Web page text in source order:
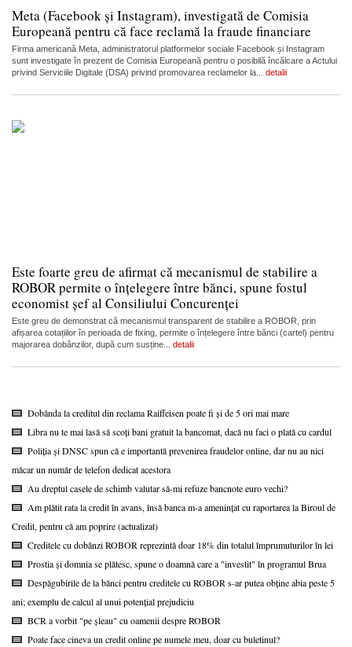
Meta (Facebook și Instagram), investigată de Comisia
Europeană pentru că face reclamă la fraude financiare
Firma americană Meta, administratorul platformelor sociale Facebook și Instagram
sunt investigate în prezent de Comisia Europeană pentru o posibilă încălcare a Actului
privind Serviciile Digitale (DSA) privind promovarea reclamelor la... detalii
Este foarte greu de afirmat că mecanismul de stabilire a
ROBOR permite o înțelegere între bănci, spune fostul
economist șef al Consiliului Concurenței
Este greu de demonstrat că mecanismul transparent de stabilire a ROBOR, prin
afișarea cotațiilor în perioada de fixing, permite o înțelegere între bănci (cartel) pentru
majorarea dobânzilor, după cum susține... detalii
Dobânda la creditul din reclama Raiffeisen poate fi și de 5 ori mai mare
Libra nu te mai lasă să scoți bani gratuit la bancomat, dacă nu faci o plată cu cardul
Poliția și DNSC spun că e importantă prevenirea fraudelor online, dar nu au nici
măcar un număr de telefon dedicat acestora
Au dreptul casele de schimb valutar să-mi refuze bancnote euro vechi?
Am plătit rata la credit în avans, însă banca m-a amenințat cu raportarea la Biroul de
Credit, pentru că am poprire (actualizat)
Creditele cu dobânzi ROBOR reprezintă doar 18% din totalul împrumuturilor în lei
Prostia și domnia se plătesc, spune o doamnă care a "investit" în programul Brua
Despăgubirile de la bănci pentru creditele cu ROBOR s-ar putea obține abia peste 5
ani; exemplu de calcul al unui potențial prejudiciu
BCR a vorbit "pe șleau" cu oamenii despre ROBOR
Poate face cineva un credit online pe numele meu, doar cu buletinul?